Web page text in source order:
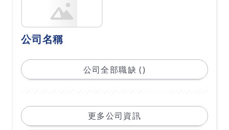
公司名稱
公司全部職缺 ()
更多公司資訊